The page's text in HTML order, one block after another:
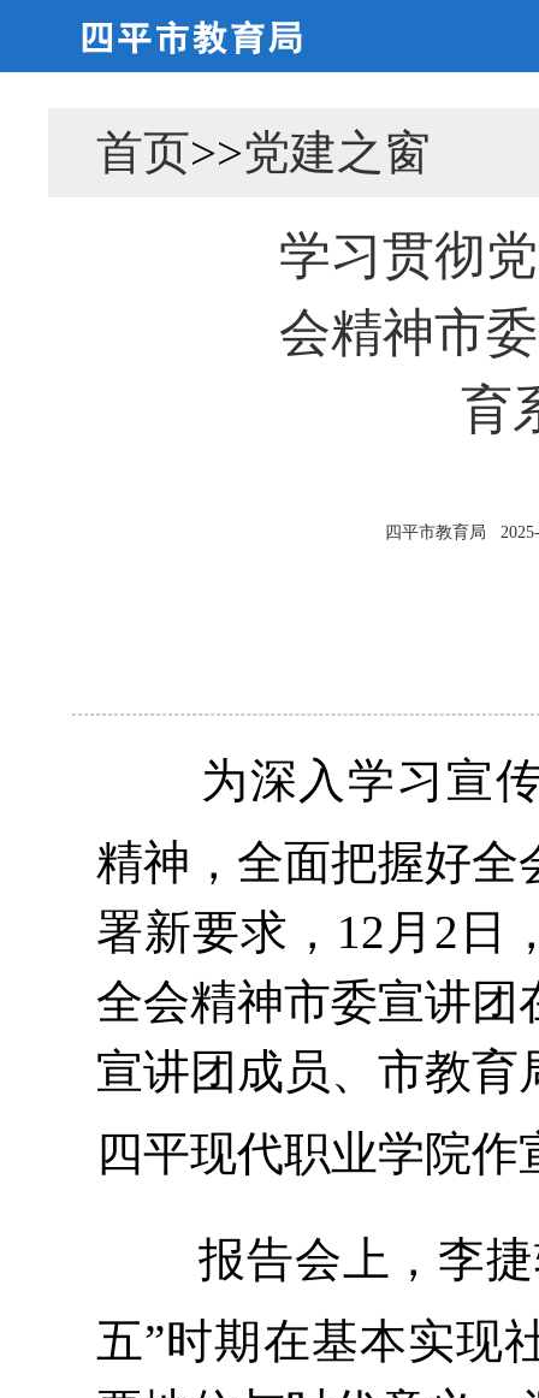
首页>>党建之窗
学习贯彻
会精神市
育
四平市教育局
为深入学习宣
精神，全面把握好全
署新要求， 12 月2日
全会精神市委宣讲团
宣讲团成员、市教
四平现代职业学院作
报告会上，李
五”时期在基本实现